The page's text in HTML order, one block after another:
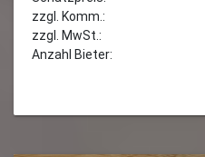
zzgl. Komm.:
zzgl. MwSt.:
Anzahl Bieter: